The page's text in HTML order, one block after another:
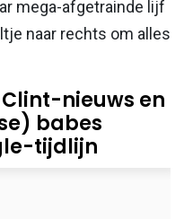
mega-afgetrainde lijf
naar rechts om alles
nieuws en
babes
tijdlijn